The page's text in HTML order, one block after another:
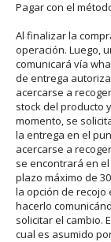
Pagar con el
Al finalizar la
operación. Luego,
comunicará vía
de entrega
acercarse a
stock del producto
momento, se
la entrega en el
acercarse a
se encontrará en
plazo máximo de
la opción de
hacerlo
solicitar el cambio.
cual es asumido